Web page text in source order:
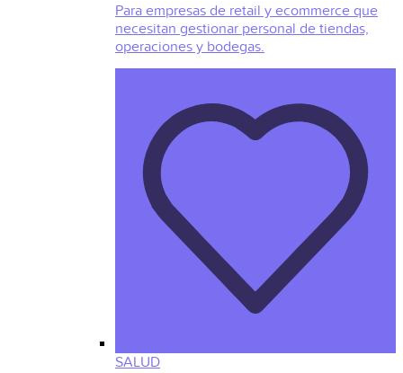
Para empresas de retail y ecommerce que
necesitan gestionar personal de tiendas,
operaciones y bodegas.
SALUD